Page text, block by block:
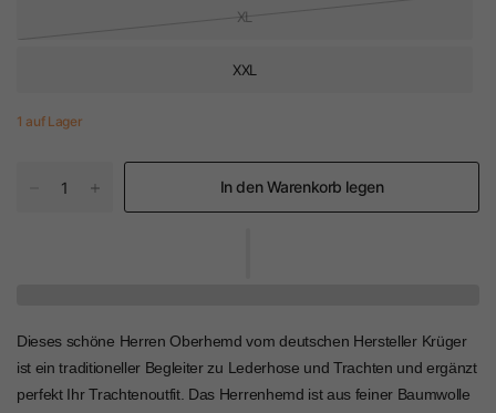
XL
XXL
1 auf Lager
In den Warenkorb legen
Dieses schöne Herren Oberhemd vom deutschen Hersteller Krüger
ist ein traditioneller Begleiter zu Lederhose und Trachten und ergänzt
perfekt Ihr Trachtenoutfit. Das Herrenhemd ist aus feiner Baumwolle